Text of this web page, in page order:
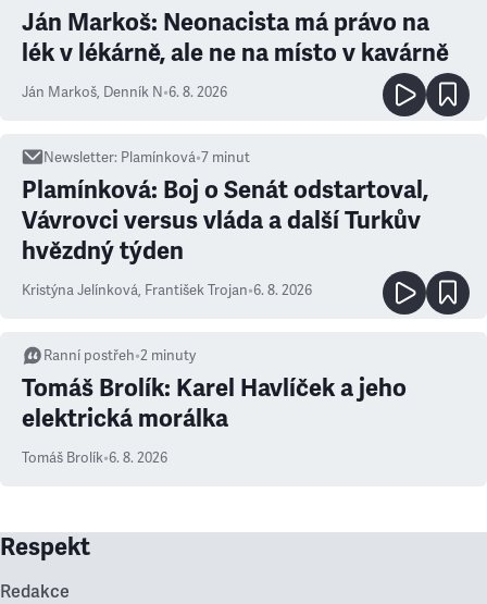
Ján Markoš: Neonacista má právo na
lék v lékárně, ale ne na místo v kavárně
Ján Markoš, Denník N•6. 8. 2026
Newsletter: Plamínková•7 minut
Plamínková: Boj o Senát odstartoval,
Vávrovci versus vláda a další Turkův
hvězdný týden
Kristýna Jelínková, František Trojan•6. 8. 2026
Ranní postřeh•2 minuty
Tomáš Brolík: Karel Havlíček a jeho
elektrická morálka
Tomáš Brolík•6. 8. 2026
Respekt
Redakce